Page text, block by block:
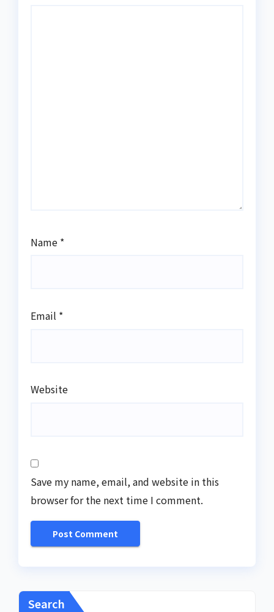
Name *
Email *
Website
Save my name, email, and website in this
browser for the next time I comment.
Search